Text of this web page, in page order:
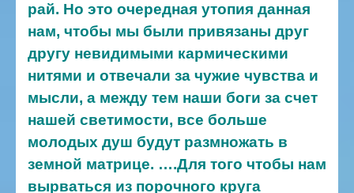
рай. Но это очередная утопия данная
нам, чтобы мы были привязаны друг
другу невидимыми кармическими
нитями и отвечали за чужие чувства и
мысли, а между тем наши боги за счет
нашей светимости, все больше
молодых душ будут размножать в
земной матрице. ….Для того чтобы нам
вырваться из порочного круга